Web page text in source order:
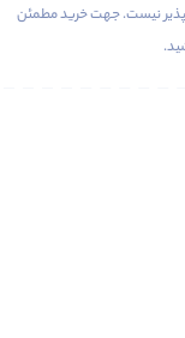
پذیر نیست. جهت خرید مطمئن